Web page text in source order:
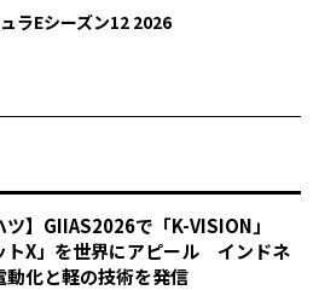
ラEシーズン12 2026
ツ】GIIAS2026で「K-VISION」
トX」を世界にアピール インドネ
動化と軽の技術を発信